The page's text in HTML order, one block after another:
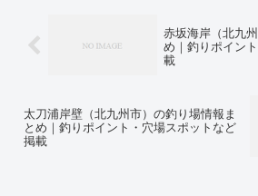
赤坂海岸（北九
め｜釣りポイン
載
太刀浦岸壁（北九州市）の釣り場情報ま
とめ｜釣りポイント・穴場スポットなど
掲載